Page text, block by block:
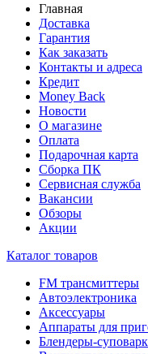
Главная
Доставка
Гарантия
Как заказать
Контакты и адреса
Кредит
Money Back
Новости
О магазине
Оплата
Подарочная карта
Сборка ПК
Сервисная служба
Вакансии
Обзоры
Акции
Каталог товаров
FM трансмиттеры
Автоэлектроника
Аксессуары
Аппараты для
Блендеры-